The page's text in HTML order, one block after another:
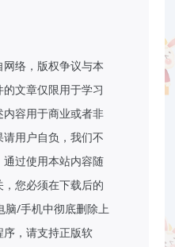
络，版权争议与本
文章仅限用于学习
容用于商业或者非
用户自负，我们不
过使用本站内容随
您必须在下载后的
脑/手机中彻底删除上
，请支持正版软